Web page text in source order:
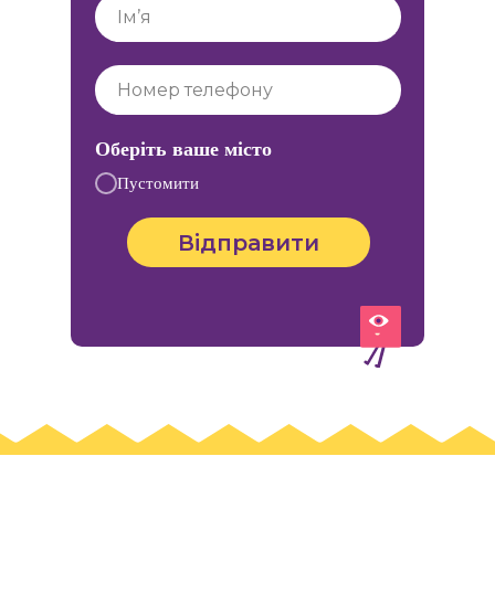
Оберіть ваше місто
Пустомити
Відправити